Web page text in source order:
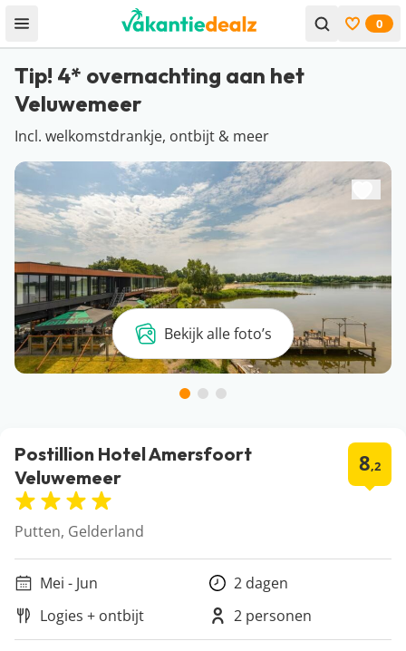
Open menu Bekijk
0
Tip! 4* overnachting aan het
Veluwemeer
Incl. welkomstdrankje, ontbijt & meer
Bekijk alle foto’s
Postillion Hotel Amersfoort
Veluwemeer
8,2
Putten, Gelderland
Mei - Jun
2 dagen
Logies + ontbijt
2 personen